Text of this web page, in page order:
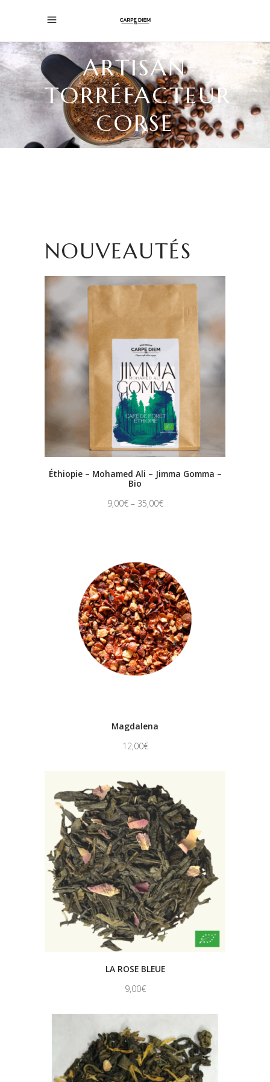
ARTISAN
TORRÉFACTEUR
CORSE
NOUVEAUTÉS
Éthiopie – Mohamed Ali – Jimma Gomma –
Bio
9,00€– 35,00€
Magdalena
12,00€
LA ROSE BLEUE
9,00€